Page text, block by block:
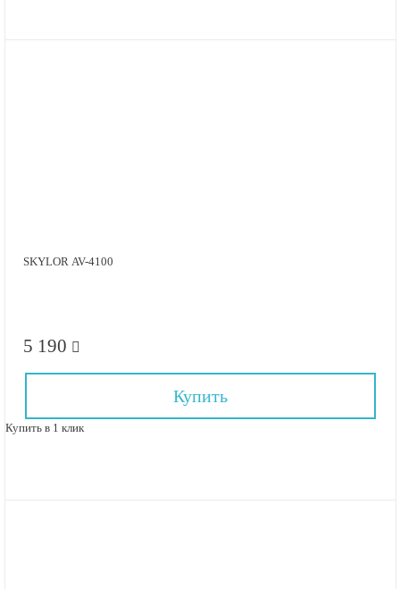
SKYLOR AV-4100
5 190
Купить
Купить в 1 клик